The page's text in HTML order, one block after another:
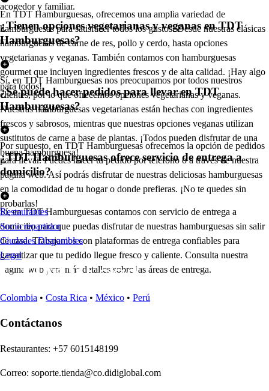
acogedor y familiar.
En TDT Hamburguesas, ofrecemos una amplia variedad de
hamburguesas para satisfacer todos los gustos. Desde nuestras clásicas
hamburguesas de carne de res, pollo y cerdo, hasta opciones
vegetarianas y veganas. También contamos con hamburguesas
gourmet que incluyen ingredientes frescos y de alta calidad. ¡Hay algo
para todos!
¿Tienen opciones vegetarianas y veganas en TDT
Hamburguesas?
Sí, en TDT Hamburguesas nos preocupamos por todos nuestros
clientes, por lo que ofrecemos opciones vegetarianas y veganas.
Nuestras hamburguesas vegetarianas están hechas con ingredientes
frescos y sabrosos, mientras que nuestras opciones veganas utilizan
sustitutos de carne a base de plantas. ¡Todos pueden disfrutar de una
buena hamburguesa!
¿Se puede hacer pedidos para llevar en TDT
Hamburguesas?
Por supuesto, en TDT Hamburguesas ofrecemos la opción de pedidos
para llevar. Puedes hacer tu pedido por teléfono o a través de nuestra
página web. Así podrás disfrutar de nuestras deliciosas hamburguesas
en la comodidad de tu hogar o donde prefieras. ¡No te quedes sin
probarlas!
¿TDT Hamburguesas ofrece servicio de entrega a
domicilio?
Sí, en TDT Hamburguesas contamos con servicio de entrega a
domicilio para que puedas disfrutar de nuestras hamburguesas sin salir
de casa. Trabajamos con plataformas de entrega confiables para
garantizar que tu pedido llegue fresco y caliente. Consulta nuestra
página web para más detalles sobre las áreas de entrega.
Restaurantes
Socio repartidor
Ciudades Disponibles
Legal
Colombia • Costa Rica • México • Perú
Contáctanos
Restaurantes: +57 6015148199
Correo: soporte.tienda@co.didiglobal.com